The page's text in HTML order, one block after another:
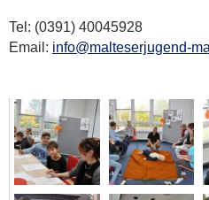
Tel: (0391) 40045928
Email: info@malteserjugend-